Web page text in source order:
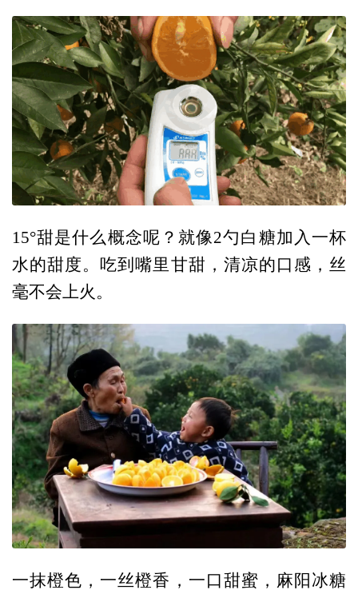
15°甜是什么概念呢？就像2勺白糖加入一杯
水的甜度。吃到嘴里甘甜，清凉的口感，丝
毫不会上火。
一抹橙色，一丝橙香，一口甜蜜，麻阳冰糖